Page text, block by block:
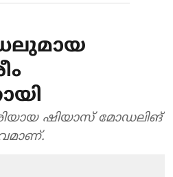
ഷിയാസ് മോഡലിങ്